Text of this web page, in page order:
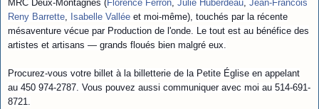
MRC Deux-Montagnes (Florence Ferron Julie Huberdeau Jean-Francois
Reny Barrette
Isabelle Vallée et moi-même), touchés par la récente
mésaventure vécue par Production de l'onde. Le tout est au bénéfice des
artistes et artisans — grands floués bien malgré eux.
Procurez-vous votre billet à la billetterie de la Petite Église en appelant
au 450 974-2787. Vous pouvez aussi communiquer avec moi au 514-691-
8721.